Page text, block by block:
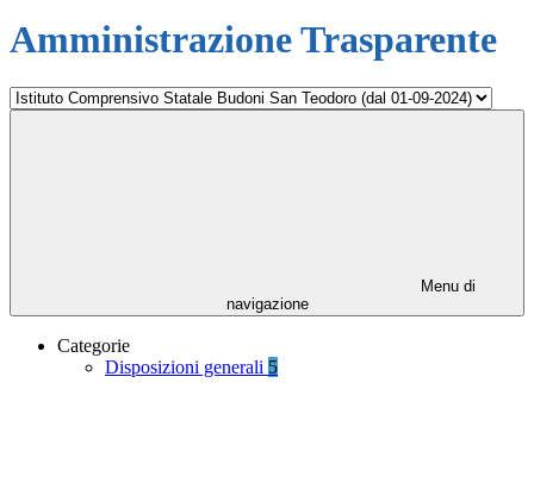
Amministrazione Trasparente
Menu di
navigazione
Categorie
Disposizioni generali 5